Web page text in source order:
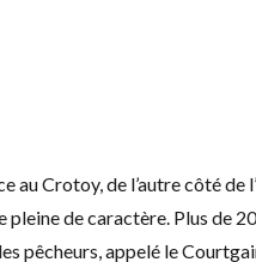
au Crotoy, de l’autre côté de
de caractère. Plus de
pêcheurs, appelé le